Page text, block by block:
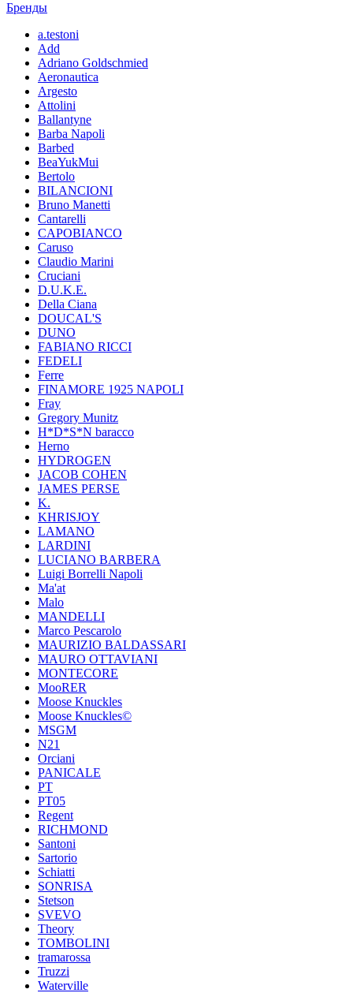
Бренды
a.testoni
Add
Adriano Goldschmied
Aeronautica
Argesto
Attolini
Ballantyne
Barba Napoli
Barbed
BeaYukMui
Bertolo
BILANCIONI
Bruno Manetti
Cantarelli
CAPOBIANCO
Caruso
Claudio Marini
Cruciani
D.U.K.E.
Della Ciana
DOUCAL'S
DUNO
FABIANO RICCI
FEDELI
Ferre
FINAMORE 1925 NAPOLI
Fray
Gregory Munitz
H*D*S*N baracco
Herno
HYDROGEN
JACOB COHEN
JAMES PERSE
K.
KHRISJOY
LAMANO
LARDINI
LUCIANO BARBERA
Luigi Borrelli Napoli
Ma'at
Malo
MANDELLI
Marco Pescarolo
MAURIZIO BALDASSARI
MAURO OTTAVIANI
MONTECORE
MooRER
Moose Knuckles
Moose Knuckles©️
MSGM
N21
Orciani
PANICALE
PT
PT05
Regent
RICHMOND
Santoni
Sartorio
Schiatti
SONRISA
Stetson
SVEVO
Theory
TOMBOLINI
tramarossa
Truzzi
Waterville